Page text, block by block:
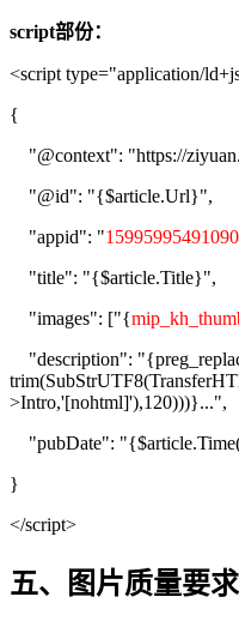
script部份：
<script type="application/
{
"@context": "https://
"@id": "{$article.Url}",
"appid": "
"title": "{$article.Title}",
"images": ["{
"description":
>Intro,'[nohtml]'),120)))}...",
"pubDate":
}
</script>
五、图片质量要求